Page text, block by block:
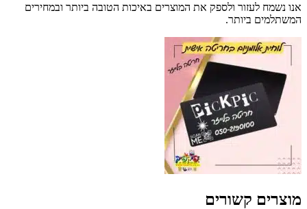
אנו נשמח לעזור ולספק את המוצרים באיכות הטובה ביותר ובמחירים
המשתלמים ביותר.
מוצרים קשורים